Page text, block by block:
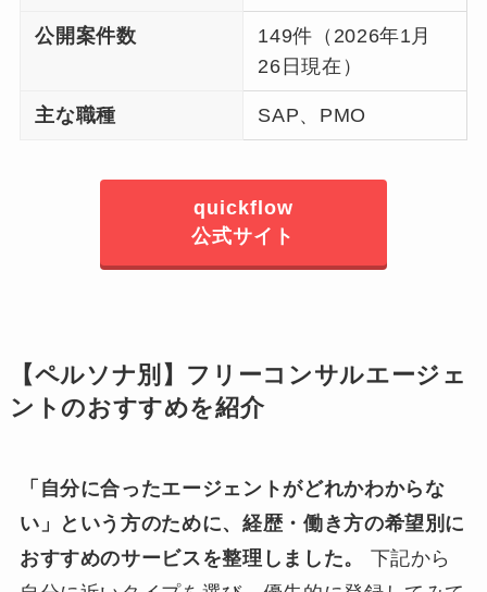
公開案件数
149件（2026年1月
26日現在）
主な職種 SAP、PMO
quickflow
公式サイト
【ペルソナ別】フリーコンサルエージェ
ントのおすすめを紹介
「自分に合ったエージェントがどれかわからな
い」という方のために、経歴・働き方の希望別に
おすすめのサービスを整理しました。
下記から